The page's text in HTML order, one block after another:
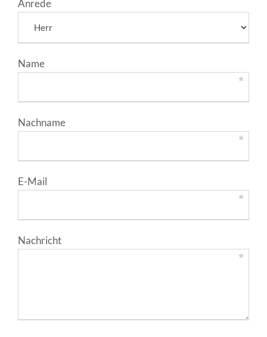
Anrede
Name
Nachname
E-Mail
Nachricht